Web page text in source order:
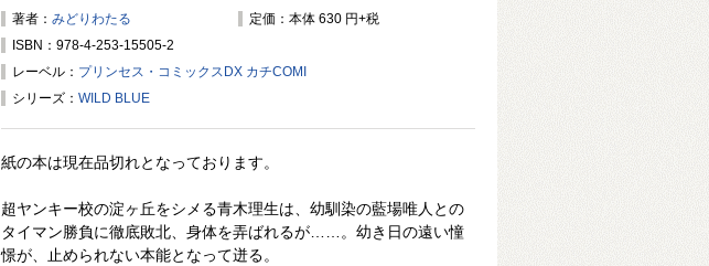
著者： みどりわたる
定価：本体 630 円+税
ISBN：978-4-253-15505-2
レーベル： プリンセス・コミックスDX カチCOMI
シリーズ： WILD BLUE
紙の本は現在品切れとなっております。
超ヤンキー校の淀ヶ丘をシメる青木理生は、幼馴染の藍場唯人との
タイマン勝負に徹底敗北、身体を弄ばれるが……。幼き日の遠い憧
憬が、止められない本能となって迸る。